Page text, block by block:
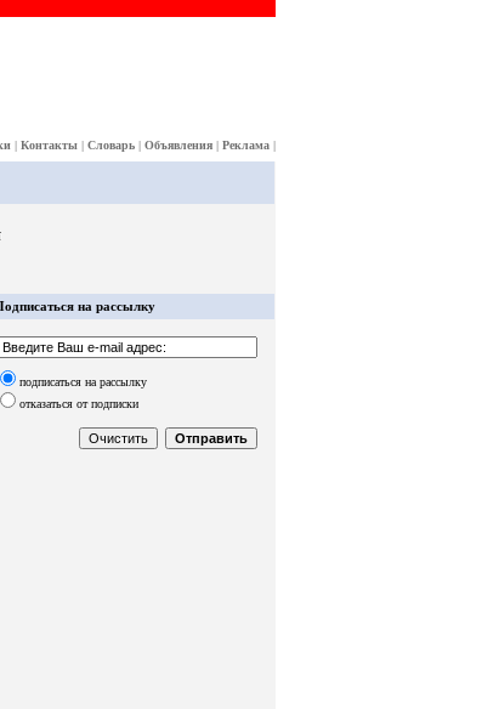
| Контакты | Словарь | Объявления | Реклама |
на рассылку
подписаться на рассылку
отказаться от подписки